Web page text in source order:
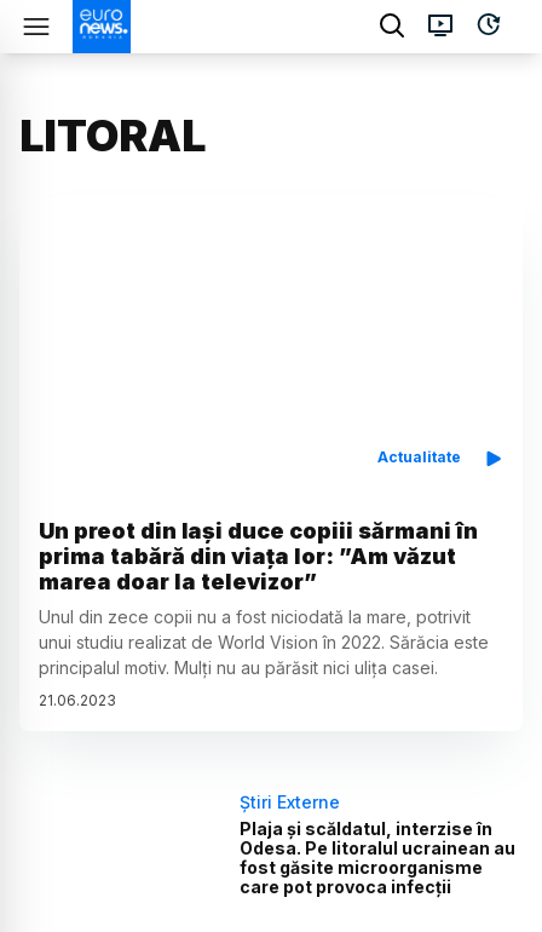
LITORAL
Actualitate
Un preot din Iași duce copiii sărmani în
prima tabără din viața lor: ”Am văzut
marea doar la televizor”
Unul din zece copii nu a fost niciodată la mare, potrivit
unui studiu realizat de World Vision în 2022. Sărăcia este
principalul motiv. Mulți nu au părăsit nici ulița casei.
21.06.2023
Știri Externe
Plaja și scăldatul, interzise în
Odesa. Pe litoralul ucrainean au
fost găsite microorganisme
care pot provoca infecții